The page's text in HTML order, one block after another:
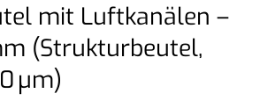
mit Luftkanälen –
(Strukturbeutel,
µm)